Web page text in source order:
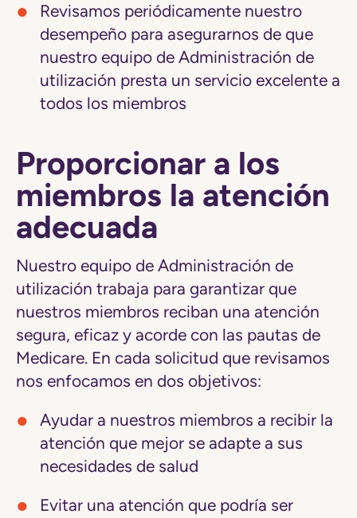
Revisamos periódicamente nuestro
desempeño para asegurarnos de que
nuestro equipo de Administración de
utilización presta un servicio excelente a
todos los miembros
Proporcionar a los
miembros la atención
adecuada
Nuestro equipo de Administración de
utilización trabaja para garantizar que
nuestros miembros reciban una atención
segura, eficaz y acorde con las pautas de
Medicare. En cada solicitud que revisamos
nos enfocamos en dos objetivos:
Ayudar a nuestros miembros a recibir la
atención que mejor se adapte a sus
necesidades de salud
Evitar una atención que podría ser